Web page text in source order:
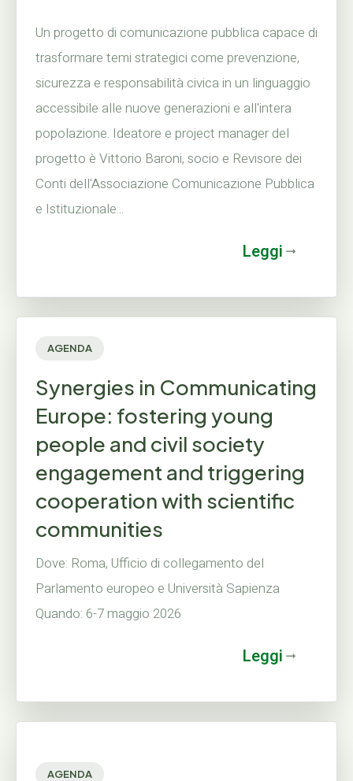
Un progetto di comunicazione pubblica capace di
trasformare temi strategici come prevenzione,
sicurezza e responsabilità civica in un linguaggio
accessibile alle nuove generazioni e all'intera
popolazione. Ideatore e project manager del
progetto è Vittorio Baroni, socio e Revisore dei
Conti dell'Associazione Comunicazione Pubblica
e Istituzionale...
Leggi
AGENDA
Synergies in Communicating
Europe: fostering young
people and civil society
engagement and triggering
cooperation with scientific
communities
Dove: Roma, Ufficio di collegamento del
Parlamento europeo e Università Sapienza
Quando: 6-7 maggio 2026
Leggi
AGENDA